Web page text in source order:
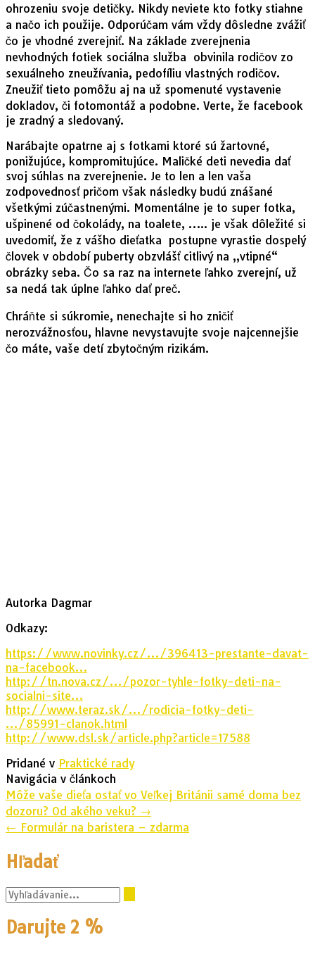
ohrozeniu svoje detičky. Nikdy neviete kto fotky stiahne
a načo ich použije. Odporúčam vám vždy dôsledne zvážiť
čo je vhodné zverejniť. Na základe zverejnenia
nevhodných fotiek sociálna služba obvinila rodičov zo
sexuálneho zneužívania, pedofíliu vlastných rodičov.
Zneužiť tieto pomôžu aj na už spomenuté vystavenie
dokladov, či fotomontáž a podobne. Verte, že facebook
je zradný a sledovaný.
Narábajte opatrne aj s fotkami ktoré sú žartovné,
ponižujúce, kompromitujúce. Maličké deti nevedia dať
svoj súhlas na zverejnenie. Je to len a len vaša
zodpovednosť pričom však následky budú znášané
všetkými zúčastnenými. Momentálne je to super fotka,
ušpinené od čokolády, na toalete, ….. je však dôležité si
uvedomiť, že z vášho dieťatka postupne vyrastie dospelý
človek v období puberty obzvlášť citlivý na „vtipné“
obrázky seba. Čo sa raz na internete ľahko zverejní, už
sa nedá tak úplne ľahko dať preč.
Chráňte si súkromie, nenechajte si ho zničiť
nerozvážnosťou, hlavne nevystavujte svoje najcennejšie
čo máte, vaše detí zbytočným rizikám.
Autorka Dagmar
Odkazy:
https://www.novinky.cz/…/396413-prestante-davat-
na-facebook…
http://tn.nova.cz/…/pozor-tyhle-fotky-deti-na-
socialni-site…
http://www.teraz.sk/…/rodicia-fotky-deti-
…/85991-clanok.html
http://www.dsl.sk/article.php?article=17588
Pridané v Praktické rady
Navigácia v článkoch
Môže vaše dieťa ostať vo Veľkej Británii samé doma bez
dozoru? Od akého veku? →
← Formulár na baristera – zdarma
Hľadať
Darujte 2 %